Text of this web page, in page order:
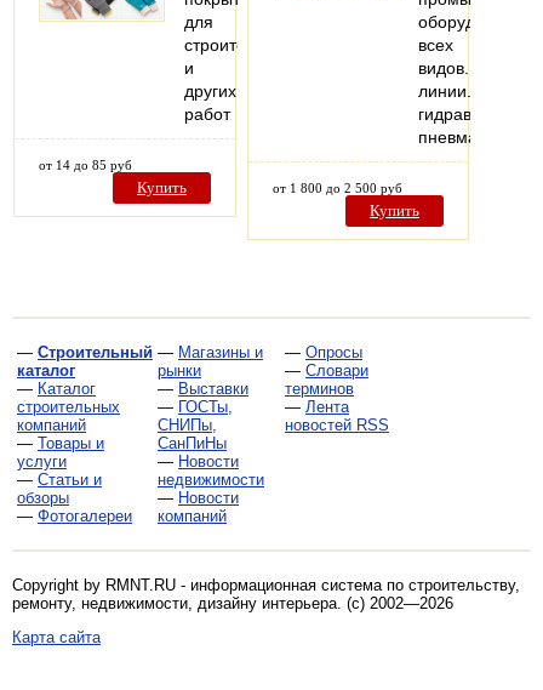
для
строительных
и
других
работ
от 14 до 85 руб
Купить
всех
линии.Монтаж
гидравлических
от 1 800 до 2 500 руб
Купить
— Строительный
каталог
— Каталог
строительных
компаний
— Товары и
услуги
— Статьи и
обзоры
— Фотогалереи
— Магазины и
рынки
— Выставки
— ГОСТы,
СНИПы,
СанПиНы
— Новости
недвижимости
— Новости
компаний
— Опросы
— Словари
терминов
— Лента
новостей RSS
Copyright by RMNT.RU - информационная система по строительству,
ремонту, недвижимости, дизайну интерьера. (c) 2002—2026
Карта сайта